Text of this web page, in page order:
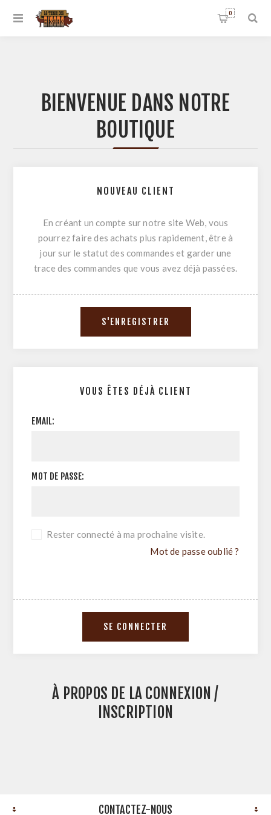
0
BIENVENUE DANS NOTRE
BOUTIQUE
NOUVEAU CLIENT
En créant un compte sur notre site Web, vous
pourrez faire des achats plus rapidement, être à
jour sur le statut des commandes et garder une
trace des commandes que vous avez déjà passées.
VOUS ÊTES DÉJÀ CLIENT
EMAIL:
MOT DE PASSE:
Rester connecté à ma prochaine visite.
Mot de passe oublié ?
À PROPOS DE LA CONNEXION /
INSCRIPTION
CONTACTEZ-NOUS